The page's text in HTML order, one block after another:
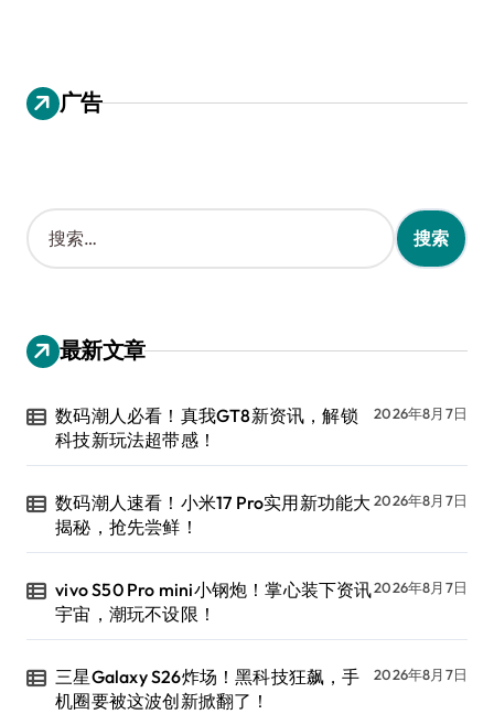
广告
搜
索
：
最新文章
数码潮人必看！真我GT8新资讯，解锁
科技新玩法超带感！
2026年8月7日
数码潮人速看！小米17 Pro实用新功能大
揭秘，抢先尝鲜！
2026年8月7日
vivo S50 Pro mini小钢炮！掌心装下资讯
宇宙，潮玩不设限！
2026年8月7日
三星Galaxy S26炸场！黑科技狂飙，手
机圈要被这波创新掀翻了！
2026年8月7日